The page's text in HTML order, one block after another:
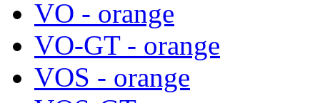
VO - orange
VO-GT - orange
VOS - orange